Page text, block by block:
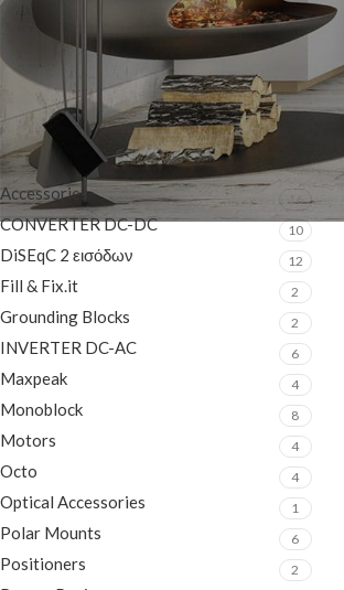
On sale
In stock
ΚΑΤΗΓΟΡΊΕΣ ΠΡΟΪΌΝΤΩΝ
Accessories 16
CONVERTER DC-DC 10
DiSEqC 2 εισόδων 12
Fill & Fix.it 2
Grounding Blocks 2
INVERTER DC-AC 6
Maxpeak 4
Monoblock 8
Motors 4
Octo 4
Optical Accessories 1
Polar Mounts 6
Positioners 2